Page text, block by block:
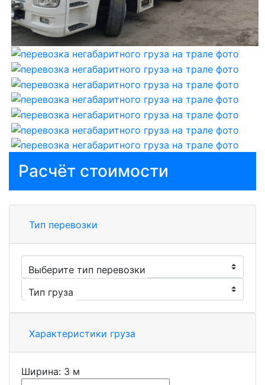
Расчёт стоимости
Тип перевозки
Выберите тип перевозки
Тип груза
Характеристики груза
Ширина: 3 м